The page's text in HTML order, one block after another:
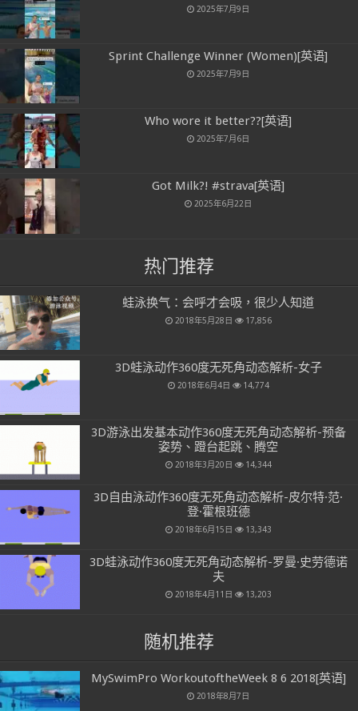
2025年7月9日
Sprint Challenge Winner (Women)[英语]
2025年7月9日
Who wore it better??[英语]
2025年7月6日
Got Milk?! #strava[英语]
2025年6月22日
热门推荐
蛙泳换气：会呼才会吸，很少人知道
2018年5月28日 17,856
3D蛙泳动作360度无死角动态解析-女子
2018年6月4日 14,774
3D游泳出发基本动作360度无死角动态解析-预备
姿势、蹬台起跳、腾空
2018年3月20日 14,344
3D自由泳动作360度无死角动态解析-皮尔特·范·
登·霍根班德
2018年6月15日 13,343
3D蛙泳动作360度无死角动态解析-罗曼·史劳德诺
夫
2018年4月11日 13,203
随机推荐
MySwimPro WorkoutoftheWeek 8 6 2018[英语]
2018年8月7日